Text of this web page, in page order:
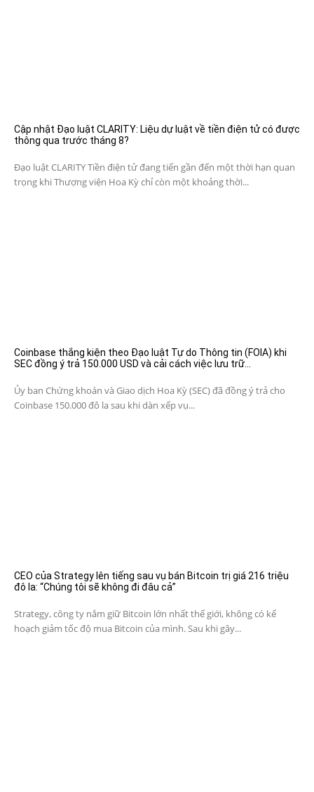
Cập nhật Đạo luật CLARITY: Liệu dự luật về tiền điện tử có được
thông qua trước tháng 8?
Đạo luật CLARITY Tiền điện tử đang tiến gần đến một thời hạn quan
trọng khi Thượng viện Hoa Kỳ chỉ còn một khoảng thời...
Coinbase thắng kiện theo Đạo luật Tự do Thông tin (FOIA) khi
SEC đồng ý trả 150.000 USD và cải cách việc lưu trữ...
Ủy ban Chứng khoán và Giao dịch Hoa Kỳ (SEC) đã đồng ý trả cho
Coinbase 150.000 đô la sau khi dàn xếp vụ...
CEO của Strategy lên tiếng sau vụ bán Bitcoin trị giá 216 triệu
đô la: “Chúng tôi sẽ không đi đâu cả”
Strategy, công ty nắm giữ Bitcoin lớn nhất thế giới, không có kế
hoạch giảm tốc độ mua Bitcoin của mình. Sau khi gây...